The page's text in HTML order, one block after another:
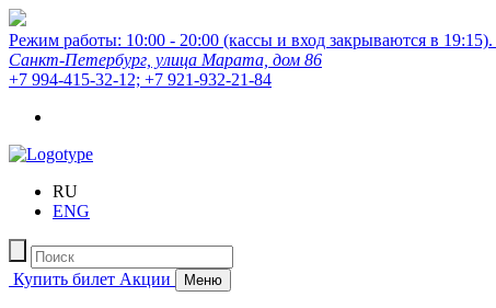
Режим работы: 10:00 - 20:00 (кассы и вход закрываются в 19:15).
Санкт-Петербург, улица Марата, дом 86
+7 994-415-32-12; +7 921-932-21-84
RU
ENG
Купить билет Акции Меню